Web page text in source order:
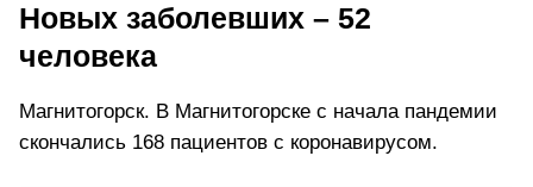
Новых заболевших – 52
человека
Магнитогорск. В Магнитогорске с начала пандемии
скончались 168 пациентов с коронавирусом.